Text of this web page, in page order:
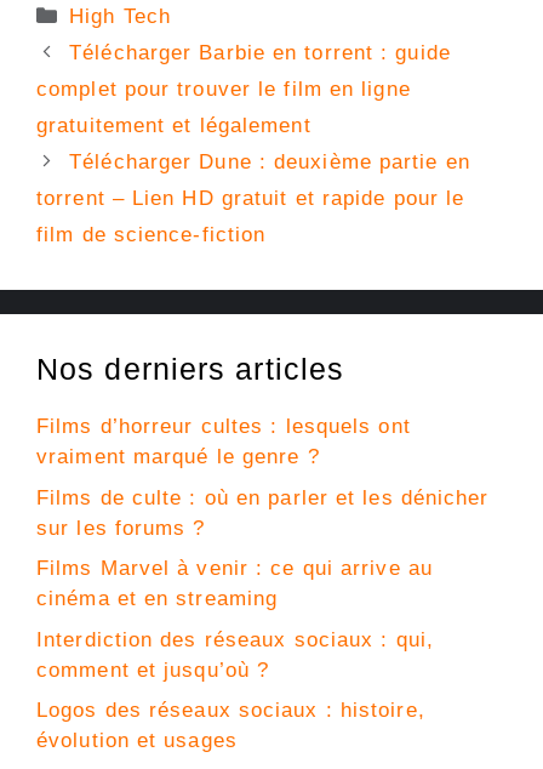
Catégories
High Tech
Télécharger Barbie en torrent : guide
complet pour trouver le film en ligne
gratuitement et légalement
Télécharger Dune : deuxième partie en
torrent – Lien HD gratuit et rapide pour le
film de science-fiction
Nos derniers articles
Films d’horreur cultes : lesquels ont
vraiment marqué le genre ?
Films de culte : où en parler et les dénicher
sur les forums ?
Films Marvel à venir : ce qui arrive au
cinéma et en streaming
Interdiction des réseaux sociaux : qui,
comment et jusqu’où ?
Logos des réseaux sociaux : histoire,
évolution et usages